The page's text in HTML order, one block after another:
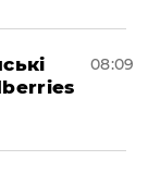
08:09